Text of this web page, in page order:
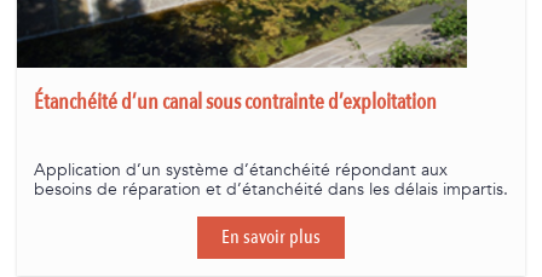
Étanchéité d’un canal sous contrainte d’exploitation
Application d’un système d’étanchéité répondant aux
besoins de réparation et d’étanchéité dans les délais impartis.
En savoir plus